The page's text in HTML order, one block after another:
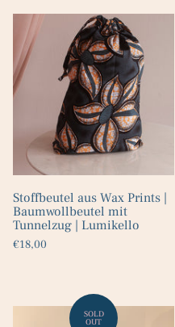
Stoffbeutel aus Wax Prints |
Baumwollbeutel mit
Tunnelzug | Lumikello
€18,00